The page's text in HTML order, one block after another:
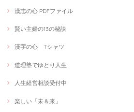
漢志の心 PDFファイル
賢い主婦の13の秘訣
漢字の心 Tシャツ
道理塾でゆとり人生
人生経営相談受付中
楽しい「未＆来」